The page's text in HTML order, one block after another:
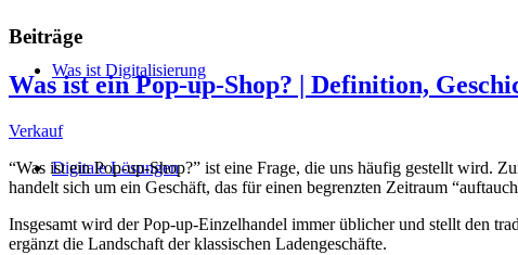
Was ist Digitalisierung
Digitale Lösungen
Beiträge
Was ist ein Pop-up-Shop? | Definition,
Verkauf
“Was ist ein Pop-up-Shop?” ist eine Frage, die uns häufig gestellt wird.
handelt sich um ein Geschäft, das für einen begrenzten Zeitraum “
Insgesamt wird der Pop-up-Einzelhandel immer üblicher und stellt den
ergänzt die Landschaft der klassischen Ladengeschäfte.